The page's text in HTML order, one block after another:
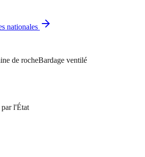
nationales
de rocheBardage ventilé
l'État